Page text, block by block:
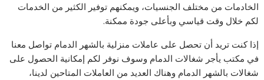
الخادمات من مختلف الجنسيات، ويمكنهم توفير الكثير من الخدمات
لكم خلال وقت قياسي وبأعلى جودة ممكنة.
إذا كنت تريد أن تحصل على عاملات منزلية بالشهر الدمام تواصل معنا
في مكتب يأجر شغالات الدمام وسوف نوفر لكم إمكانية الحصول على
شغالات بالشهر الدمام وهناك العديد من العاملات المتاحين لدينا،